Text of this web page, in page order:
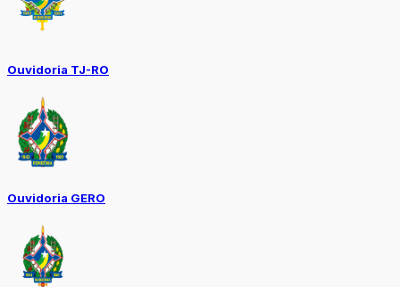
Ouvidoria TJ-RO
Ouvidoria GERO